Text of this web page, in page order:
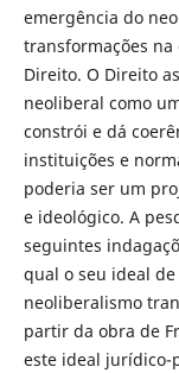
emergência do
transformações na
Direito. O Direito
neoliberal como
constrói e dá
instituições e
poderia ser um
e ideológico. A
seguintes
qual o seu ideal de
neoliberalismo
partir da obra de
este ideal jurídico-